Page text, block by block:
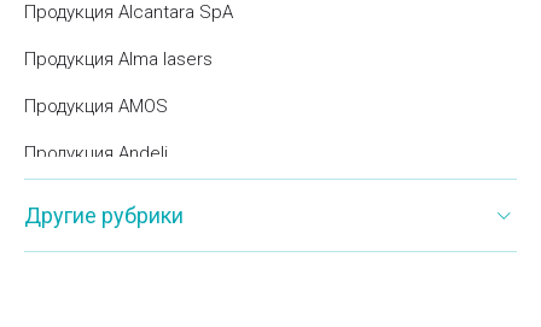
Продукция Alcantara SpA
Продукция Alma lasers
Продукция AMOS
Продукция Andeli
Продукция ARISTON
Продукция Armaflex
Другие рубрики